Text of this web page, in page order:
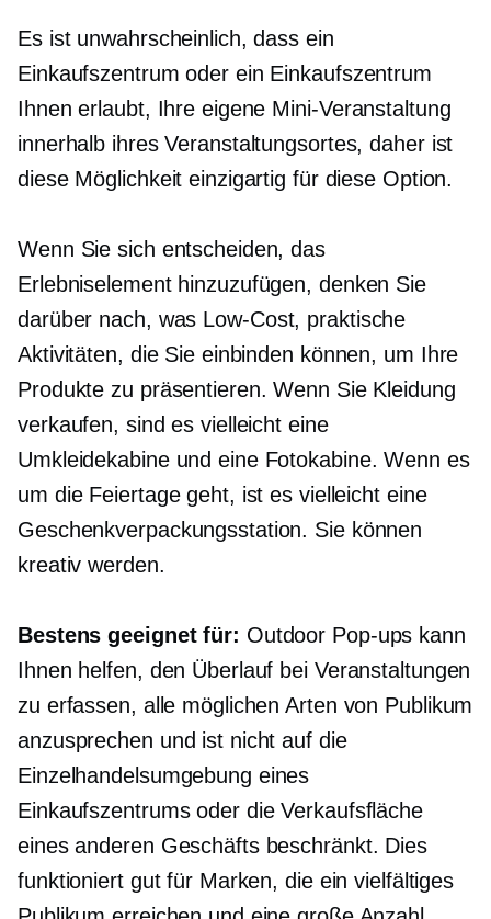
Es ist unwahrscheinlich, dass ein
Einkaufszentrum oder ein Einkaufszentrum
Ihnen erlaubt, Ihre eigene Mini-Veranstaltung
innerhalb ihres Veranstaltungsortes, daher ist
diese Möglichkeit einzigartig für diese Option.
Wenn Sie sich entscheiden, das
Erlebniselement hinzuzufügen, denken Sie
darüber nach, was Low-Cost, praktische
Aktivitäten, die Sie einbinden können, um Ihre
Produkte zu präsentieren. Wenn Sie Kleidung
verkaufen, sind es vielleicht eine
Umkleidekabine und eine Fotokabine. Wenn es
um die Feiertage geht, ist es vielleicht eine
Geschenkverpackungsstation. Sie können
kreativ werden.
Bestens geeignet für: Outdoor Pop-ups kann
Ihnen helfen, den Überlauf bei Veranstaltungen
zu erfassen, alle möglichen Arten von Publikum
anzusprechen und ist nicht auf die
Einzelhandelsumgebung eines
Einkaufszentrums oder die Verkaufsfläche
eines anderen Geschäfts beschränkt. Dies
funktioniert gut für Marken, die ein vielfältiges